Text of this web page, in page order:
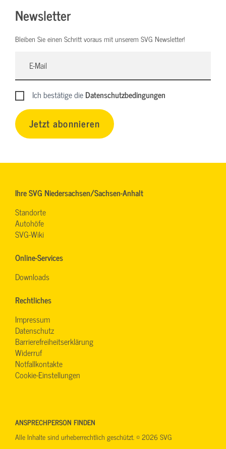
Newsletter
Bleiben Sie einen Schritt voraus mit unserem SVG Newsletter!
Ich bestätige dieDatenschutzbedingungen
Jetzt abonnieren
Ihre SVG Niedersachsen/Sachsen-Anhalt
Standorte
Autohöfe
SVG-Wiki
Online-Services
Downloads
Rechtliches
Impressum
Datenschutz
Barrierefreiheitserklärung
Widerruf
Notfallkontakte
Cookie-Einstellungen
ANSPRECHPERSON FINDEN
Alle Inhalte sind urheberrechtlich geschützt. © 2026 SVG